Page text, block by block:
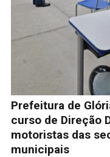
Prefeitura de
curso de Direção
motoristas das
municipais